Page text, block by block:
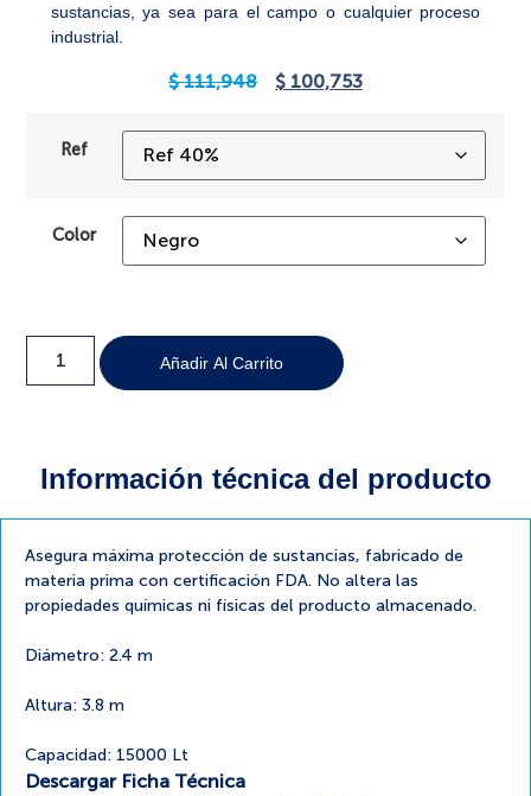
sustancias, ya sea para el campo o cualquier proceso
industrial.
$111,948 $ 100,753
Ref
Color
Añadir Al Carrito
Información técnica del producto
Asegura máxima protección de sustancias, fabricado de
materia prima con certificación FDA. No altera las
propiedades químicas ni físicas del producto almacenado.
Diámetro: 2.4 m
Altura: 3.8 m
Capacidad: 15000 Lt
Descargar Ficha Técnica